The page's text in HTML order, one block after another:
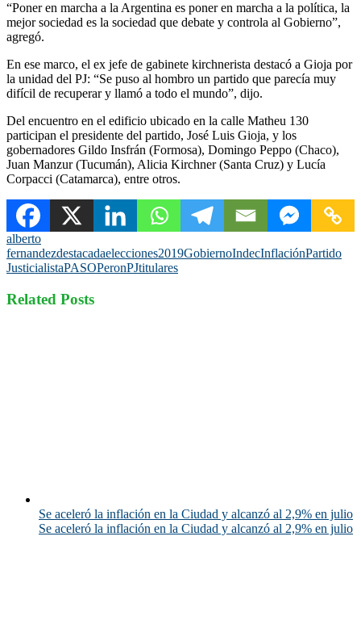
“Poner en marcha a la Argentina es poner en marcha a la política, la
mejor sociedad es la sociedad que debate y controla al Gobierno”,
agregó.
En ese marco, el ex jefe de gabinete kirchnerista destacó a Gioja por
la unidad del PJ: “Se puso al hombro un partido que parecía muy
difícil de recuperar y llamó a todo el mundo”, dijo.
Del encuentro en el edificio ubicado en la calle Matheu 130
participan el presidente del partido, José Luis Gioja, y los
gobernadores Gildo Insfrán (Formosa), Domingo Peppo (Chaco),
Juan Manzur (Tucumán), Alicia Kirchner (Santa Cruz) y Lucía
Corpacci (Catamarca), entre otros.
alberto
fernandezdestacadaelecciones2019GobiernoIndecInflaciónPartido
JusticialistaPASOPeronPJtitulares
Related Posts
Se aceleró la inflación en la Ciudad y alcanzó al 2,9% en julio
Se aceleró la inflación en la Ciudad y alcanzó al 2,9% en julio